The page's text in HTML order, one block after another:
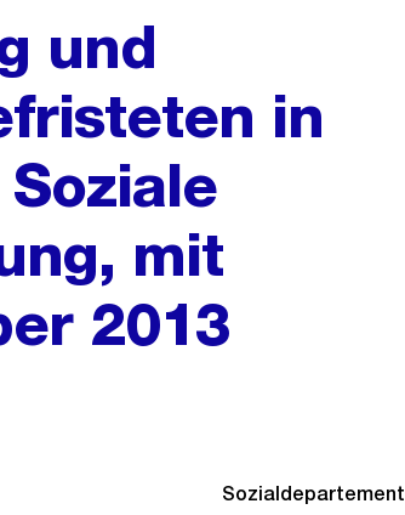
und
in
mit
2013
Sozialdepartement